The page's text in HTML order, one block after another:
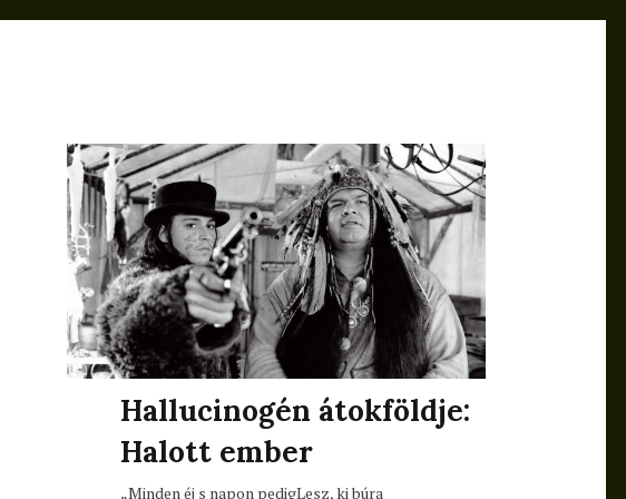
Hallucinogén átokföldje:
Halott ember
„Minden éj s napon pedigLesz, ki búra